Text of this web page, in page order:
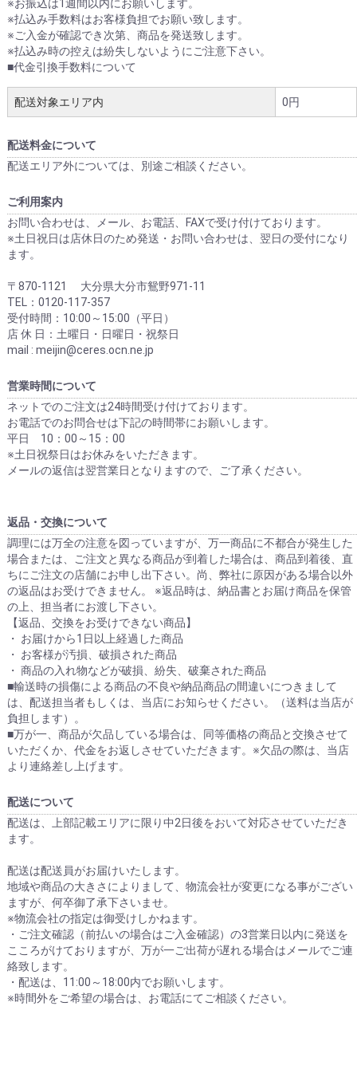
※お振込は1週間以内にお願いします。
※払込み手数料はお客様負担でお願い致します。
※ご入金が確認でき次第、商品を発送致します。
※払込み時の控えは紛失しないようにご注意下さい。
■代金引換手数料について
配送対象エリア内 0円
配送料金について
配送エリア外については、別途ご相談ください。
ご利用案内
お問い合わせは、メール、お電話、FAXで受け付けております。
※土日祝日は店休日のため発送・お問い合わせは、翌日の受付になり
ます。
〒870-1121 大分県大分市鴛野971-11
TEL：0120-117-357
受付時間：10:00～15:00（平日）
店 休 日：土曜日・日曜日・祝祭日
mail : meijin@ceres.ocn.ne.jp
営業時間について
ネットでのご注文は24時間受け付けております。
お電話でのお問合せは下記の時間帯にお願いします。
平日 10：00～15：00
※土日祝祭日はお休みをいただきます。
メールの返信は翌営業日となりますので、ご了承ください。
返品・交換について
調理には万全の注意を図っていますが、万一商品に不都合が発生した
場合または、ご注文と異なる商品が到着した場合は、商品到着後、直
ちにご注文の店舗にお申し出下さい。尚、弊社に原因がある場合以外
の返品はお受けできません。 ※返品時は、納品書とお届け商品を保管
の上、担当者にお渡し下さい。
【返品、交換をお受けできない商品】
・ お届けから1日以上経過した商品
・ お客様が汚損、破損された商品
・ 商品の入れ物などが破損、紛失、破棄された商品
■輸送時の損傷による商品の不良や納品商品の間違いにつきまして
は、配送担当者もしくは、当店にお知らせください。（送料は当店が
負担します）。
■万が一、商品が欠品している場合は、同等価格の商品と交換させて
いただくか、代金をお返しさせていただきます。※欠品の際は、当店
より連絡差し上げます。
配送について
配送は、上部記載エリアに限り中2日後をおいて対応させていただき
ます。
配送は配送員がお届けいたします。
地域や商品の大きさによりまして、物流会社が変更になる事がござい
ますが、何卒御了承下さいませ。
※物流会社の指定は御受けしかねます。
・ご注文確認（前払いの場合はご入金確認）の3営業日以内に発送を
こころがけておりますが、万が一ご出荷が遅れる場合はメールでご連
絡致します。
・配送は、11:00～18:00内でお願いします。
※時間外をご希望の場合は、お電話にてご相談ください。